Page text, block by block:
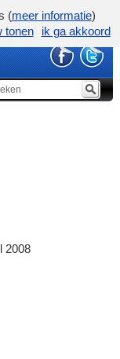
2008
(meer informatie)
tonen
ik ga akkoord